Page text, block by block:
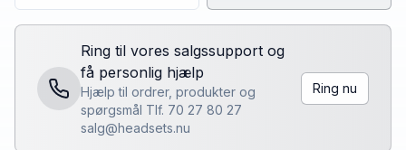
Ring til vores salgssupport og
få personlig hjælp
Hjælp til ordrer, produkter og
spørgsmål Tlf. 70 27 80 27
salg@headsets.nu
Ring nu